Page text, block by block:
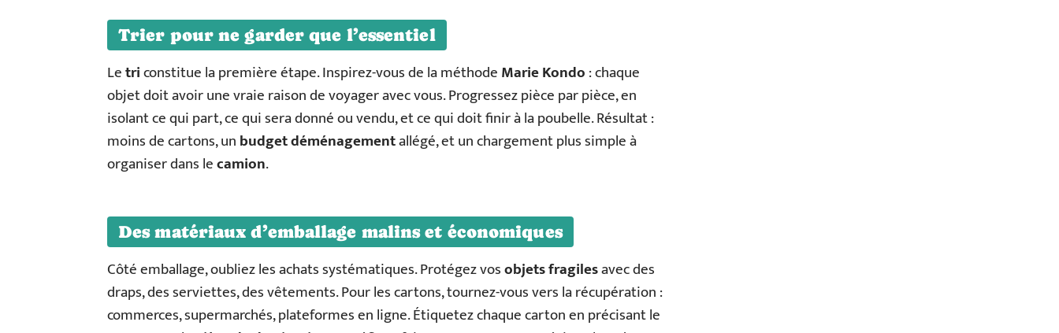
Trier pour ne garder que l’essentiel
Letriconstitue la première étape. Inspirez-vous de la méthodeMarie Kondo: chaque
objet doit avoir une vraie raison de voyager avec vous. Progressez pièce par pièce, en
isolant ce qui part, ce qui sera donné ou vendu, et ce qui doit finir à la poubelle. Résultat :
moins de cartons, unbudget déménagementallégé, et un chargement plus simple à
organiser dans lecamion.
Des matériaux d’emballage malins et économiques
Côté emballage, oubliez les achats systématiques. Protégez vosobjets fragilesavec des
draps, des serviettes, des vêtements. Pour les cartons, tournez-vous vers la récupération :
commerces, supermarchés, plateformes en ligne. Étiquetez chaque carton en précisant le